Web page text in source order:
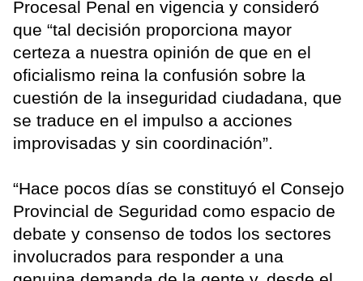
Procesal Penal en vigencia y consideró
que “tal decisión proporciona mayor
certeza a nuestra opinión de que en el
oficialismo reina la confusión sobre la
cuestión de la inseguridad ciudadana, que
se traduce en el impulso a acciones
improvisadas y sin coordinación”.
“Hace pocos días se constituyó el Consejo
Provincial de Seguridad como espacio de
debate y consenso de todos los sectores
involucrados para responder a una